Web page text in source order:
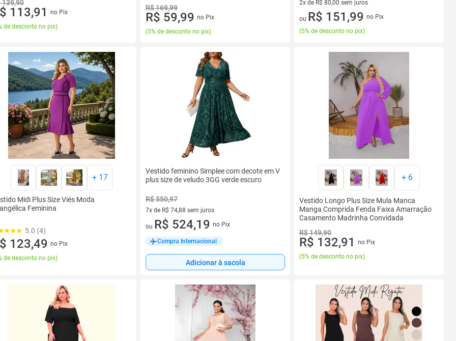
139,90
113,91
no Pix
de desconto no pix)
R$ 169,99
R$ 59,99 no Pix
(5% de desconto no pix)
2x de R$ 80,00 sem juros
2 vez de R$ 80,00 sem juros
ou R$ 151,99 no Pix
(5% de desconto no pix)
+ 17
Midi Plus Size Viés Moda
Feminina
5.0 (4)
123,49 no Pix
de desconto no pix)
Vestido feminino Simplee com decote em V
plus size de veludo 3GG verde escuro
R$ 550,97
7x de R$ 74,88 sem juros
7 vez de R$ 74,88 sem juros
ou R$ 524,19 no Pix
Compra Internacional
Adicionar à sacola
+ 6
Vestido Longo Plus Size Mula Manca
Manga Comprida Fenda Faixa Amarração
Casamento Madrinha Convidada
R$ 149,90
R$ 132,91
no Pix
(5% de desconto no pix)